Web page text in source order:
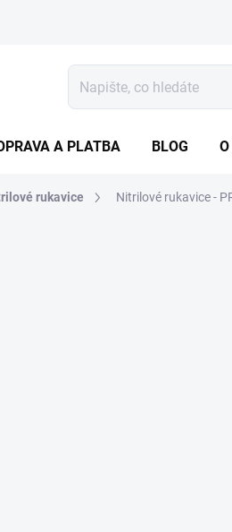
A PLATBA BLOG
rukavice Nitrilové rukavice -